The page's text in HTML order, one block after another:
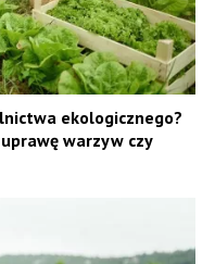
ekologicznego?
warzyw czy